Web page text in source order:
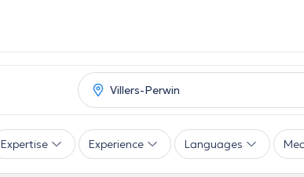
Expertise Experience Languages